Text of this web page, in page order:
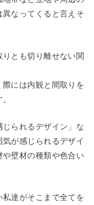
なってくると言えそ
とも切り離せない関
には内観と間取りを
られるデザイン」な
が感じられるデザイ
壁材の種類や色合い
達がそこまで全てを